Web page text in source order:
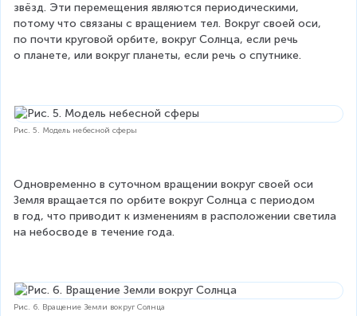
звёзд. Эти перемещения являются периодическими,
потому что связаны с вращением тел. Вокруг своей оси,
по почти круговой орбите, вокруг Солнца, если речь
о планете, или вокруг планеты, если речь о спутнике.
Рис. 5. Модель небесной сферы
Одновременно в суточном вращении вокруг своей оси
Земля вращается по орбите вокруг Солнца с периодом
в год, что приводит к изменениям в расположении светила
на небосводе в течение года.
Рис. 6. Вращение Земли вокруг Солнца